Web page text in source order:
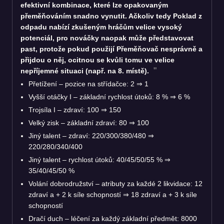
efektivní kombinace, které lze opakovaným
přeměňováním snadno vynutit. Ačkoliv tedy Poklad z
odpadu nabízí zkušeným hráčům velice vysoký
potenciál, pro nováčky naopak může představovat
past, protože pokud použijí Přeměňovač nesprávně a
přijdou o něj, ocitnou se kvůli tomu ve velice
nepříjemné situaci (např. na 8. místě).
Přetížení – pozice na střídačce: 2 ⇒ 1
Vyšší otáčky I – základní rychlost útoků: 8 % ⇒ 6 %
Trojsíla I – zdraví: 100 ⇒ 150
Velký zisk – základní zdraví: 80 ⇒ 100
Jiný talent – zdraví: 220/300/380/480 ⇒
220/280/340/400
Jiný talent – rychlost útoků: 40/45/50/55 % ⇒
35/40/45/50 %
Volání dobrodružství – atributy za každé 2 likvidace: 12
zdraví a + 2 k síle schopností ⇒ 18 zdraví a + 3 k síle
schopností
Dračí duch – léčení za každý základní předmět: 8000